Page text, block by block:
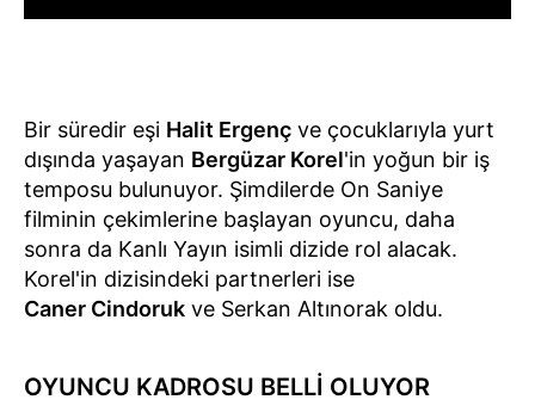
Bir süredir eşi Halit Ergenç ve çocuklarıyla yurt
dışında yaşayan Bergüzar Korel'in yoğun bir iş
temposu bulunuyor. Şimdilerde On Saniye
filminin çekimlerine başlayan oyuncu, daha
sonra da Kanlı Yayın isimli dizide rol alacak.
Korel'in dizisindeki partnerleri ise
Caner Cindoruk ve Serkan Altınorak oldu.
OYUNCU KADROSU BELLİ OLUYOR